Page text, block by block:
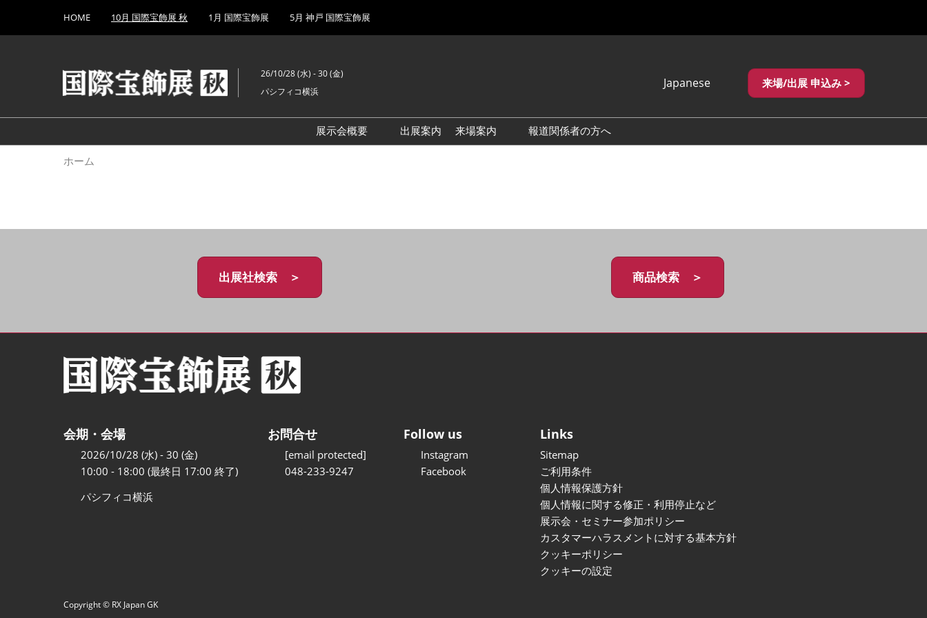
キ
し
て
to
HOME 10月 国際宝飾展 秋 1月 国際宝飾展 5月 神戸 国際宝飾展
26/10/28 (水) - 30 (金)
パシフィコ横浜
Japanese
繁體中文
来場/出展 申込み >
展示会概要
出展案内
来場案内
報道関係者の方へ
ホーム
出展社検索 ＞ 商品検索 ＞
会期・会場
2026/10/28 (水) - 30 (金)
10:00 - 18:00 (最終日 17:00 終了)
パシフィコ横浜
お問合せ
[email protected]
048-233-9247
Follow us
Instagram
Facebook
Links
Sitemap
ご利用条件
個人情報保護方針
個人情報に関する修正・利用停止など
展示会・セミナー参加ポリシー
カスタマーハラスメントに対する基本方針
クッキーポリシー
クッキーの設定
Copyright © RX Japan GK